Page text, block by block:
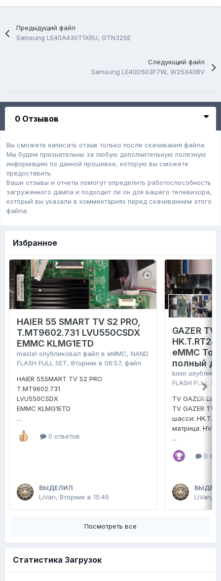
Предыдущий файл
Samsung LE40A430T1XRU, GTN32SE
Следующий файл
Samsung LE40D503F7W, W25X40BV
0 Отзывов
Вы сможете написать отзыв только после скачивания файла.
Мы будем признательны за любую дополнительную полезную
информацию по данной прошивке, которую вы сможете
предоставить.
Ваши отзывы и отчеты помогут определить работоспособность
загруженного дампa и подходит ли он для вашего телевизора,
который вы указали в комментариях перед скачиванием этого
файла.
Избранное
HAIER 55 SMART TV S2 PRO,
T.MT9602.731 LVU550CSDX
EMMC KLMG1ETD
mastel опубликовал файл в eMMC, NAND
FLASH FULL SET, Вторник в 06:57, файл
HAIER 55SMART TV S2 PRO
T.MT9602.731
LVU550CSDX
EMMC KLMG1ETD
...
0 ответов
ВЫДЕЛИЛ
LiVan, Вторник в 15:45
GAZER
eMMC
полный
kmm
FLASH FULL
TV GAZER
TV GAZER
шасси:
матрица:
...
0
LiVan,
Посмотреть все
Статистика Загрузок